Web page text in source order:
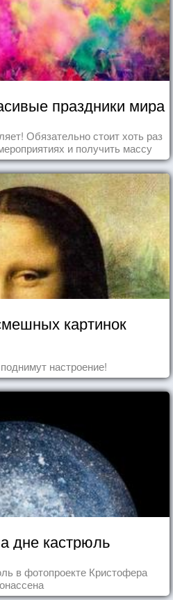
праздники мира
Обязательно стоит хоть раз
и получить массу
картинок
настроение!
дне кастрюль
в фотопроекте Кристофера